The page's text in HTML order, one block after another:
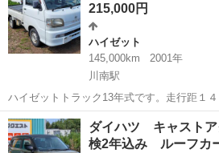
215,000円
ハイゼット
145,000km
2001年
川南駅
ハイゼットトラック13年式です。走行距１
は令和10年７月まで。 取引成立前後に関わ
せんのでご了承下さい。 日本語のわからな
置けない方には売却致しません。...
宮崎 児湯郡 川南駅 ハイゼット
ダイハツ キャスト
検2年込み ルーフカ